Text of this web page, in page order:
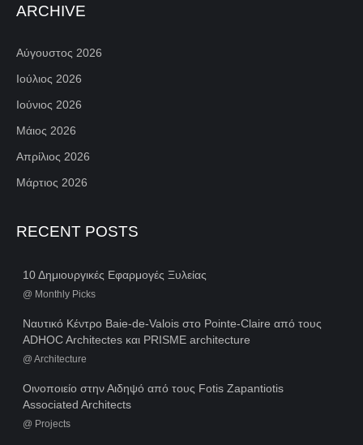
ARCHIVE
Αύγουστος 2026
Ιούλιος 2026
Ιούνιος 2026
Μάιος 2026
Απρίλιος 2026
Μάρτιος 2026
RECENT POSTS
10 Δημιουργικές Εφαρμογές Ξυλείας
@ Monthly Picks
Ναυτικό Κέντρο Baie-de-Valois στο Pointe-Claire από τους
ADHOC Architectes και PRISME architecture
@ Architecture
Οινοποιείο στην Αιδηψό από τους Fotis Zapantiotis
Associated Architects
@ Projects